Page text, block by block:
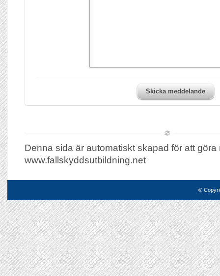
Skicka meddelande
Denna sida är automatiskt skapad för att göra
www.fallskyddsutbildning.net
©